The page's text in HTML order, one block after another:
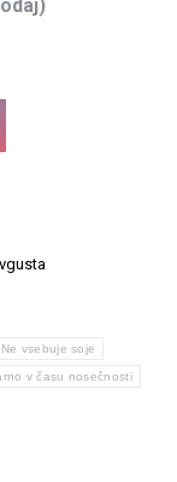
Ne vsebuje soje
v času nosečnosti